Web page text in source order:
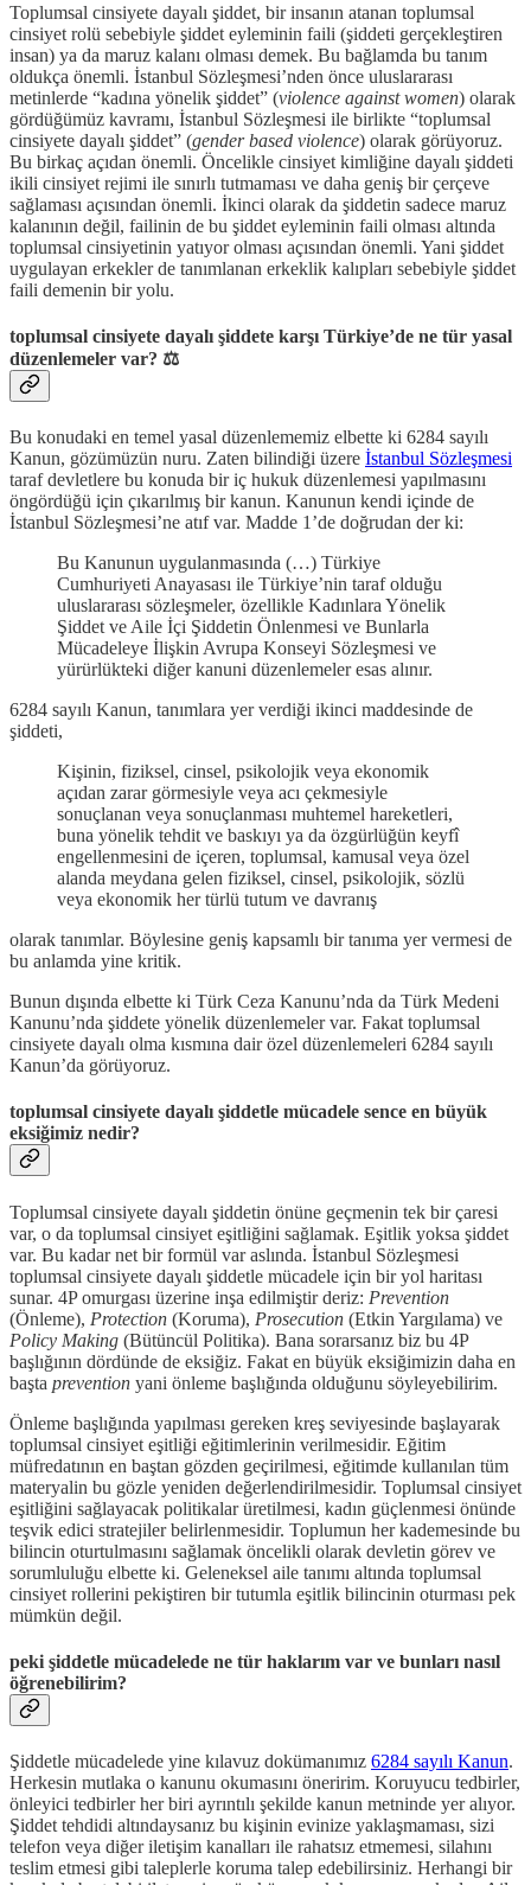
Toplumsal cinsiyete dayalı şiddet, bir insanın atanan toplumsal
cinsiyet rolü sebebiyle şiddet eyleminin faili (şiddeti gerçekleştiren
insan) ya da maruz kalanı olması demek. Bu bağlamda bu tanım
oldukça önemli. İstanbul Sözleşmesi’nden önce uluslararası
metinlerde “kadına yönelik şiddet” (violence against women) olarak
gördüğümüz kavramı, İstanbul Sözleşmesi ile birlikte “toplumsal
cinsiyete dayalı şiddet” (gender based violence) olarak görüyoruz.
Bu birkaç açıdan önemli. Öncelikle cinsiyet kimliğine dayalı şiddeti
ikili cinsiyet rejimi ile sınırlı tutmaması ve daha geniş bir çerçeve
sağlaması açısından önemli. İkinci olarak da şiddetin sadece maruz
kalanının değil, failinin de bu şiddet eyleminin faili olması altında
toplumsal cinsiyetinin yatıyor olması açısından önemli. Yani şiddet
uygulayan erkekler de tanımlanan erkeklik kalıpları sebebiyle şiddet
faili demenin bir yolu.
toplumsal cinsiyete dayalı şiddete karşı Türkiye’de ne tür yasal
düzenlemeler var? ⚖️
Bu konudaki en temel yasal düzenlememiz elbette ki 6284 sayılı
Kanun, gözümüzün nuru. Zaten bilindiği üzere İstanbul Sözleşmesi
taraf devletlere bu konuda bir iç hukuk düzenlemesi yapılmasını
öngördüğü için çıkarılmış bir kanun. Kanunun kendi içinde de
İstanbul Sözleşmesi’ne atıf var. Madde 1’de doğrudan der ki:
Bu Kanunun uygulanmasında (…) Türkiye
Cumhuriyeti Anayasası ile Türkiye’nin taraf olduğu
uluslararası sözleşmeler, özellikle Kadınlara Yönelik
Şiddet ve Aile İçi Şiddetin Önlenmesi ve Bunlarla
Mücadeleye İlişkin Avrupa Konseyi Sözleşmesi ve
yürürlükteki diğer kanuni düzenlemeler esas alınır.
6284 sayılı Kanun, tanımlara yer verdiği ikinci maddesinde de
şiddeti,
Kişinin, fiziksel, cinsel, psikolojik veya ekonomik
açıdan zarar görmesiyle veya acı çekmesiyle
sonuçlanan veya sonuçlanması muhtemel hareketleri,
buna yönelik tehdit ve baskıyı ya da özgürlüğün keyfî
engellenmesini de içeren, toplumsal, kamusal veya özel
alanda meydana gelen fiziksel, cinsel, psikolojik, sözlü
veya ekonomik her türlü tutum ve davranış
olarak tanımlar. Böylesine geniş kapsamlı bir tanıma yer vermesi de
bu anlamda yine kritik.
Bunun dışında elbette ki Türk Ceza Kanunu’nda da Türk Medeni
Kanunu’nda şiddete yönelik düzenlemeler var. Fakat toplumsal
cinsiyete dayalı olma kısmına dair özel düzenlemeleri 6284 sayılı
Kanun’da görüyoruz.
toplumsal cinsiyete dayalı şiddetle mücadele sence en büyük
eksiğimiz nedir?
Toplumsal cinsiyete dayalı şiddetin önüne geçmenin tek bir çaresi
var, o da toplumsal cinsiyet eşitliğini sağlamak. Eşitlik yoksa şiddet
var. Bu kadar net bir formül var aslında. İstanbul Sözleşmesi
toplumsal cinsiyete dayalı şiddetle mücadele için bir yol haritası
sunar. 4P omurgası üzerine inşa edilmiştir deriz: Prevention
(Önleme), Protection (Koruma), Prosecution (Etkin Yargılama) ve
Policy Making (Bütüncül Politika). Bana sorarsanız biz bu 4P
başlığının dördünde de eksiğiz. Fakat en büyük eksiğimizin daha en
başta prevention yani önleme başlığında olduğunu söyleyebilirim.
Önleme başlığında yapılması gereken kreş seviyesinde başlayarak
toplumsal cinsiyet eşitliği eğitimlerinin verilmesidir. Eğitim
müfredatının en baştan gözden geçirilmesi, eğitimde kullanılan tüm
materyalin bu gözle yeniden değerlendirilmesidir. Toplumsal cinsiyet
eşitliğini sağlayacak politikalar üretilmesi, kadın güçlenmesi önünde
teşvik edici stratejiler belirlenmesidir. Toplumun her kademesinde bu
bilincin oturtulmasını sağlamak öncelikli olarak devletin görev ve
sorumluluğu elbette ki. Geleneksel aile tanımı altında toplumsal
cinsiyet rollerini pekiştiren bir tutumla eşitlik bilincinin oturması pek
mümkün değil.
peki şiddetle mücadelede ne tür haklarım var ve bunları nasıl
öğrenebilirim?
Şiddetle mücadelede yine kılavuz dokümanımız 6284 sayılı Kanun.
Herkesin mutlaka o kanunu okumasını öneririm. Koruyucu tedbirler,
önleyici tedbirler her biri ayrıntılı şekilde kanun metninde yer alıyor.
Şiddet tehdidi altındaysanız bu kişinin evinize yaklaşmaması, sizi
telefon veya diğer iletişim kanalları ile rahatsız etmemesi, silahını
teslim etmesi gibi taleplerle koruma talep edebilirsiniz. Herhangi bir